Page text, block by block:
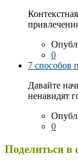
0
7 способов
Давайте
ненавидят
0
Поделиться в